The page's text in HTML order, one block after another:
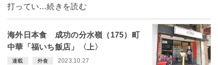
打ってい…続きを読む
海外日本食 成功の分水嶺（175）町
中華「福いち飯店」〈上〉
連載 外食 2023.10.27